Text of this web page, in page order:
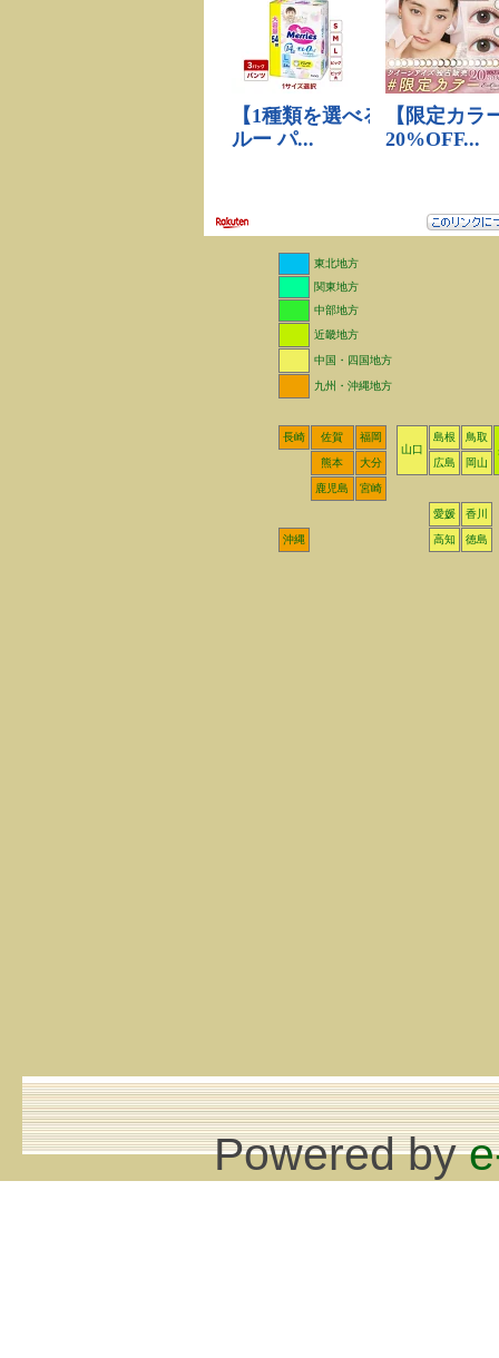
東北地方
関東地方
中部地方
近畿地方
中国・四国地方
九州・沖縄地方
長崎 佐賀
福岡
山口
島根
鳥取
熊本
大分 広島 岡山
鹿児島 宮崎
愛媛 香川
沖縄 高知 徳島
Powered by